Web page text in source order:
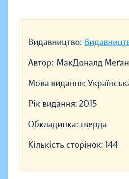
Видавництво:
Автор: МакДоналд Меґан
Мова видання:
Рік видання: 2015
Обкладинка: тверда
Кількість сторінок: 144